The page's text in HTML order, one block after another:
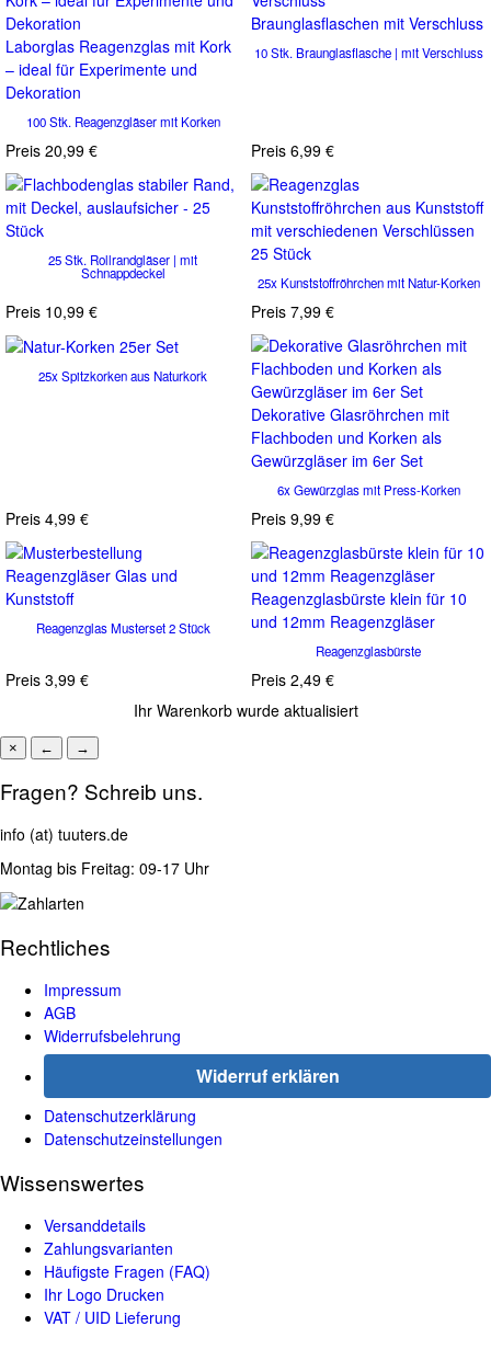
Laborglas Reagenzglas mit Kork
– ideal für Experimente und
Dekoration
100 Stk. Reagenzgläser mit Korken
Preis 20,99 €
Braunglasflaschen mit Verschluss
10 Stk. Braunglasflasche | mit Verschluss
Preis 6,99 €
25 Stk. Rollrandgläser | mit
Schnappdeckel
Preis 10,99 €
25x Kunststoffröhrchen mit Natur-Korken
Preis 7,99 €
25x Spitzkorken aus Naturkork
Preis 4,99 €
Dekorative Glasröhrchen mit
Flachboden und Korken als
Gewürzgläser im 6er Set
6x Gewürzglas mit Press-Korken
Preis 9,99 €
Reagenzglas Musterset 2 Stück
Preis 3,99 €
Reagenzglasbürste klein für 10
und 12mm Reagenzgläser
Reagenzglasbürste
Preis 2,49 €
Ihr Warenkorb wurde aktualisiert
× ← →
Fragen? Schreib uns.
info (at) tuuters.de
Montag bis Freitag: 09-17 Uhr
Rechtliches
Impressum
AGB
Widerrufsbelehrung
Widerruf erklären
Datenschutzerklärung
Datenschutzeinstellungen
Wissenswertes
Versanddetails
Zahlungsvarianten
Häufigste Fragen (FAQ)
Ihr Logo Drucken
VAT / UID Lieferung